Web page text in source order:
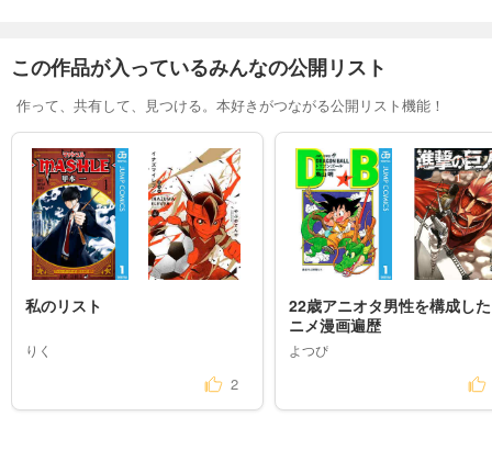
この作品が入っているみんなの公開リスト
作って、共有して、見つける。本好きがつながる公開リスト機能！
私のリスト
りく
2
22歳アニオタ男性を構成し
ニメ漫画遍歴
よつぴ